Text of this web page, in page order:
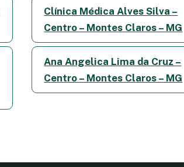
Clínica Médica Alves Silva –
Centro – Montes Claros – MG
Ana Angelica Lima da Cruz –
Centro – Montes Claros – MG